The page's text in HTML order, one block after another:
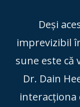
Deși
imprevizibil
sune este că
Dr. Dain
interacționa